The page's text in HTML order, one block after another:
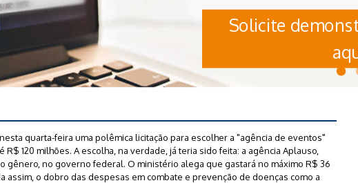
Solicite
quarta-feira uma polêmica licitação para escolher a "agência de eventos"
120 milhões. A escolha, na verdade, já teria sido feita: a agência Aplauso,
gênero, no governo federal. O ministério alega que gastará no máximo R$ 36
assim, o dobro das despesas em combate e prevenção de doenças como a